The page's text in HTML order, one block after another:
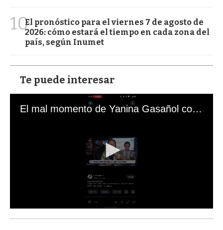
10El pronóstico para el viernes 7 de agosto de
2026: cómo estará el tiempo en cada zona del
país, según Inumet
Te puede interesar
El mal momento de Yanina Gasañol con un hincha argentino en "Subrayado"
s